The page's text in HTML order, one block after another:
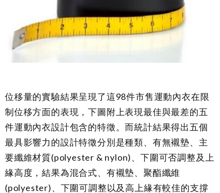
位移量的實驗結果呈現了這98件市售運動內衣在限
制位移方面的表現，下圖附上表現最佳與最差的五
件運動內衣設計包含的特徵。而統計結果得出五個
最具影響力的設計特徵分別是種類、有無襯墊、主
要纖維材質(polyester & nylon)、下圍可否調整及上
緣高度，結果為混合式、有襯墊、聚酯纖維
(polyester)、下圍可調整以及高上緣有較佳的支撐